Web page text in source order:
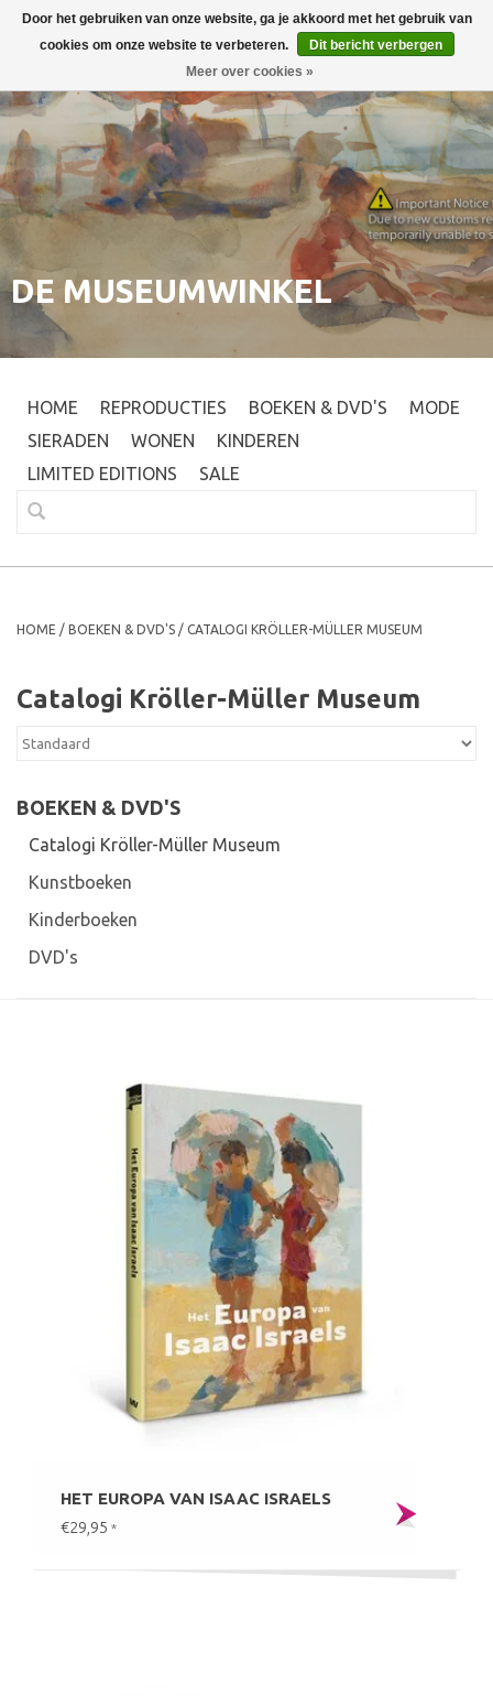
Inloggen 0
DE MUSEUMWINKEL
HOME REPRODUCTIES BOEKEN & DVD'S
MODE
SIERADEN
WONEN
KINDEREN
LIMITED EDITIONS
SALE
HOME / BOEKEN & DVD'S / CATALOGI KRÖLLER-MÜLLER MUSEUM
Catalogi Kröller-Müller Museum
BOEKEN & DVD'S
Catalogi Kröller-Müller Museum
Kunstboeken
Kinderboeken
DVD's
HET EUROPA VAN ISAAC ISRAELS
€29,95 *
Door het gebruiken van onze website, ga je akkoord met het gebruik van
cookies om onze website te verbeteren.
Dit bericht verbergen
Meer over cookies »